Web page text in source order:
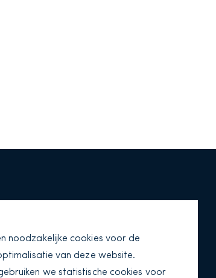
noodzakelijke cookies voor de
van deze website.
we statistische cookies voor